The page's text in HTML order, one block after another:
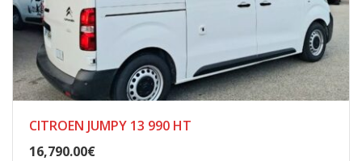
CITROEN JUMPY 13 990 HT
16,790.00€